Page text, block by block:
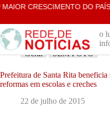
Pular
o
conteúdo
CRESCIMENTO DO PAÍS
o
Geral
SEM FOTO
Prefeitura de Santa Rita
reformas em escolas e creches
22 de julho de 2015